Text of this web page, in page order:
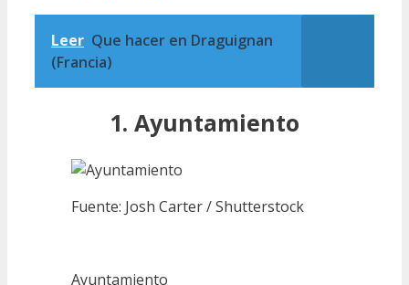
Leer Que hacer en Draguignan
(Francia)
1. Ayuntamiento
Fuente: Josh Carter / Shutterstock
Ayuntamiento